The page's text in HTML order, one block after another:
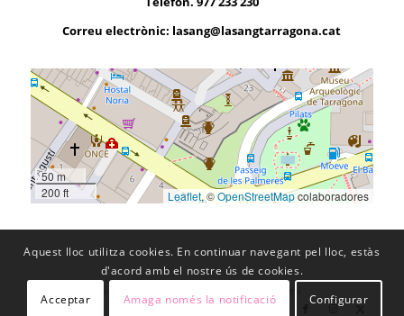
Correu electrònic: lasang@lasangtarragona.cat
50 m
200 ft
Leaflet, ©OpenStreetMapcolaboradores
Aquest lloc utilitza cookies. En continuar navegant pel lloc, estàs
d'acord amb el nostre ús de cookies.
Acceptar
Amaga només la notificació Configurar